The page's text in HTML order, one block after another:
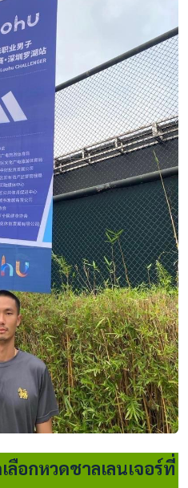
อกหวดชาลเลนเจอร์ที่